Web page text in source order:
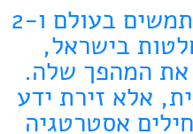
עם 1.1 מיליארד משתמשים בעולם ו-2
בישראל,
את המהפך שלה.
אלא זירת ידע
אסטרטגיה